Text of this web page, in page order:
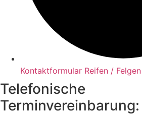
Kontaktformular Reifen / Felgen
Telefonische
Terminvereinbarung: